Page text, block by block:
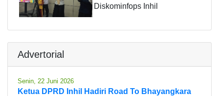
Diskominfops Inhil
Advertorial
Senin, 22 Juni 2026
Ketua DPRD Inhil Hadiri Road To Bhayangkara